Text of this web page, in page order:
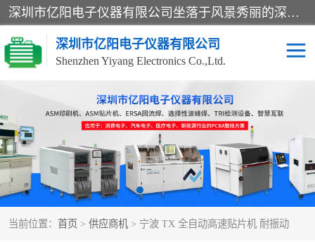
深圳市亿阳电子仪器有限公司坐落于风景秀丽的深圳市光明区，集SMT设备销售务为一体，努力为客户提供电子装配解决方案。与行业**SMT设备厂商：ASM（印刷机，锡膏检查机，贴片机），德国ERSA（爱莎）建立了稳固的代理合作关系，销售的设备一直保持**电子装配行业未来发展方向，能够满足客户各种繁杂产品的生产应用。
深圳市亿阳电子仪器有限公司
Shenzhen Yiyang Electronics Co.,Ltd.
当前位置： 首页 > 供应商机 > 宁波 TX 全自动高速贴片机 耐振动
SX全自动高速贴片机 E系列中速贴片机
NeoHorizon全自动锡膏印
刷机
选择性波峰焊
VERSAFLOW-335
回流焊HOTFLOW 3/20e 波峰焊
BGA返修台HR600/2 自动光学检测TR7700QE